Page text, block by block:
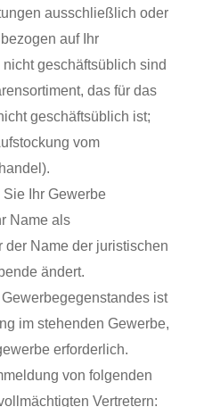
ausschließlich oder
auf Ihr
geschäftsüblich sind
das für das
geschäftsüblich ist;
vom
Ihr Gewerbe
Name als
Name der juristischen
ändert.
ist
im stehenden Gewerbe,
erforderlich.
von folgenden
Vertretern: